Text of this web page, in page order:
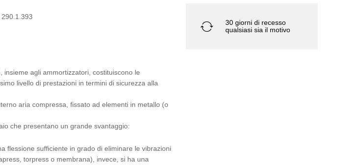
agli ammortizzatori, costituiscono le
livello di prestazioni in termini di sicurezza alla
aria compressa, fissato ad elementi in metallo (o
che presentano un grande svantaggio:
flessione sufficiente in grado di eliminare le vibrazioni
torpress o membrana), invece, si ha una
30 giorni di recesso
qualsiasi sia il motivo